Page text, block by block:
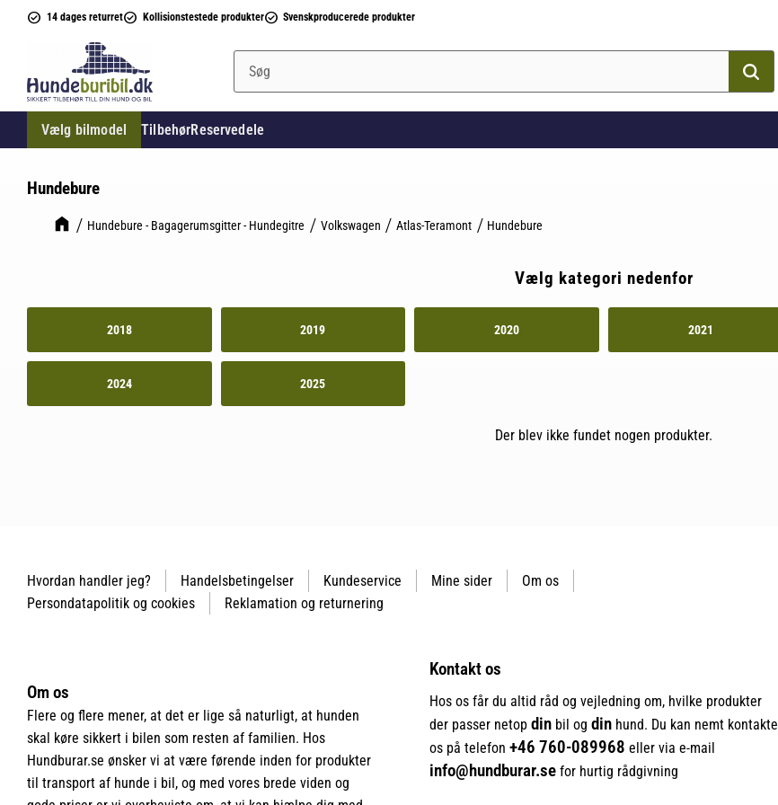
14 dages returret Kollisionstestede produkter Svenskproducerede produkter
Vælg bilmodel TilbehørReservedele
Hundebure
Hundebure - Bagagerumsgitter - Hundegitre Volkswagen Atlas-Teramont Hundebure
Vælg kategori nedenfor
2018 2019 2020 2021
2024 2025
Der blev ikke fundet nogen produkter.
Hvordan handler jeg? Handelsbetingelser Kundeservice Mine sider
Om os
Persondatapolitik og cookies
Reklamation og returnering
Om os
Flere og flere mener, at det er lige så naturligt, at hunden
skal køre sikkert i bilen som resten af familien. Hos
Hundburar.se ønsker vi at være førende inden for produkter
til transport af hunde i bil, og med vores brede viden og
Kontakt os
Hos os får du altid råd og vejledning om, hvilke produkter
der passer netop din bil og din hund. Du kan nemt kontakte
os på telefon +46 760-089968 eller via e-mail
info@hundburar.se for hurtig rådgivning